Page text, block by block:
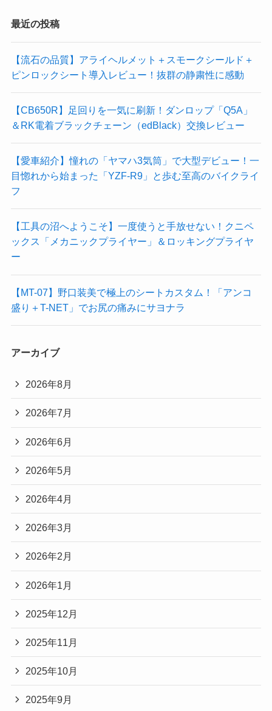
最近の投稿
【流石の品質】アライヘルメット＋スモークシールド＋
ピンロックシート導入レビュー！抜群の静粛性に感動
【CB650R】足回りを一気に刷新！ダンロップ「Q5A」
＆RK電着ブラックチェーン（edBlack）交換レビュー
【愛車紹介】憧れの「ヤマハ3気筒」で大型デビュー！一
目惚れから始まった「YZF-R9」と歩む至高のバイクライ
フ
【工具の沼へようこそ】一度使うと手放せない！クニペ
ックス「メカニックプライヤー」＆ロッキングプライヤ
ー
【MT-07】野口装美で極上のシートカスタム！「アンコ
盛り＋T-NET」でお尻の痛みにサヨナラ
アーカイブ
2026年8月
2026年7月
2026年6月
2026年5月
2026年4月
2026年3月
2026年2月
2026年1月
2025年12月
2025年11月
2025年10月
2025年9月